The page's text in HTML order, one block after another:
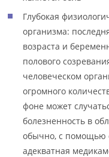
Глубокая
организма:
возраста и
полового
человеческом
огромного
фоне может
болезненность в
обычно, с помощью
адекватная